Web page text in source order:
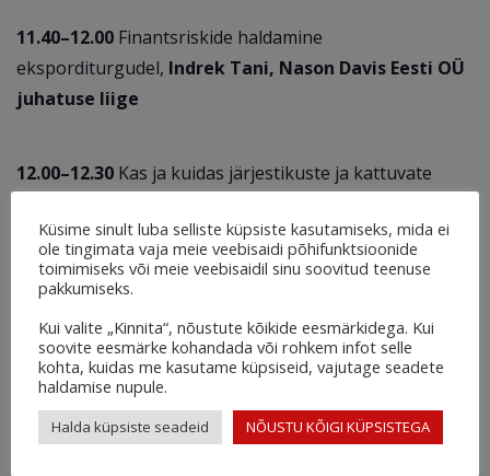
11.40–12.00 Finantsriskide haldamine
eksporditurgudel, Indrek Tani, Nason Davis Eesti OÜ
juhatuse liige
12.00–12.30 Kas ja kuidas järjestikuste ja kattuvate
vaadata? Lenno Uusküla, Luminori peaökonomist
korraldatav veebiseminar on osalejatele tasuta, aga
vajalik on eelnev registreerimine.
REGISTREERI SIIN!
Küsime sinult luba selliste küpsiste kasutamiseks, mida ei
ole tingimata vaja meie veebisaidi põhifunktsioonide
toimimiseks või meie veebisaidil sinu soovitud teenuse
pakkumiseks.
Kui valite „Kinnita“, nõustute kõikide eesmärkidega. Kui
soovite eesmärke kohandada või rohkem infot selle
kohta, kuidas me kasutame küpsiseid, vajutage seadete
haldamise nupule.
Halda küpsiste seadeid NÕUSTU KÕIGI KÜPSISTEGA